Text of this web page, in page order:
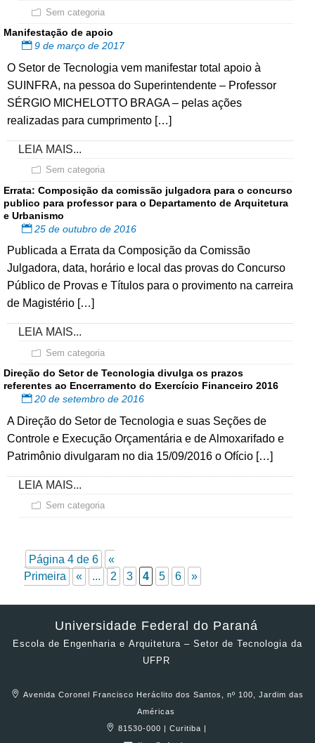
Sem categoria
Manifestação de apoio
9 de março de 2017
O Setor de Tecnologia vem manifestar total apoio à
SUINFRA, na pessoa do Superintendente – Professor
SÉRGIO MICHELOTTO BRAGA – pelas ações
realizadas para cumprimento […]
LEIA MAIS...
Sem categoria
Errata: Composição da comissão julgadora para o concurso
publico para professor para o Departamento de Arquitetura
e Urbanismo
25 de outubro de 2016
Publicada a Errata da Composição da Comissão
Julgadora, data, horário e local das provas do Concurso
Público de Provas e Títulos para o provimento na carreira
de Magistério […]
LEIA MAIS...
Sem categoria
Direção do Setor de Tecnologia divulga os prazos
referentes ao Encerramento do Exercício Financeiro 2016
20 de setembro de 2016
A Direção do Setor de Tecnologia e suas Seções de
Controle e Execução Orçamentária e de Almoxarifado e
Patrimônio divulgaram no dia 15/09/2016 o Ofício […]
LEIA MAIS...
Sem categoria
Página 4 de 6
«
Primeira
« ... 2 3 4 5 6 »
Universidade Federal do Paraná
Escola de Engenharia e Arquitetura – Setor de Tecnologia da
UFPR
Avenida Coronel Francisco Heráclito dos Santos, nº 100, Jardim das
Américas
81530-000 | Curitiba |